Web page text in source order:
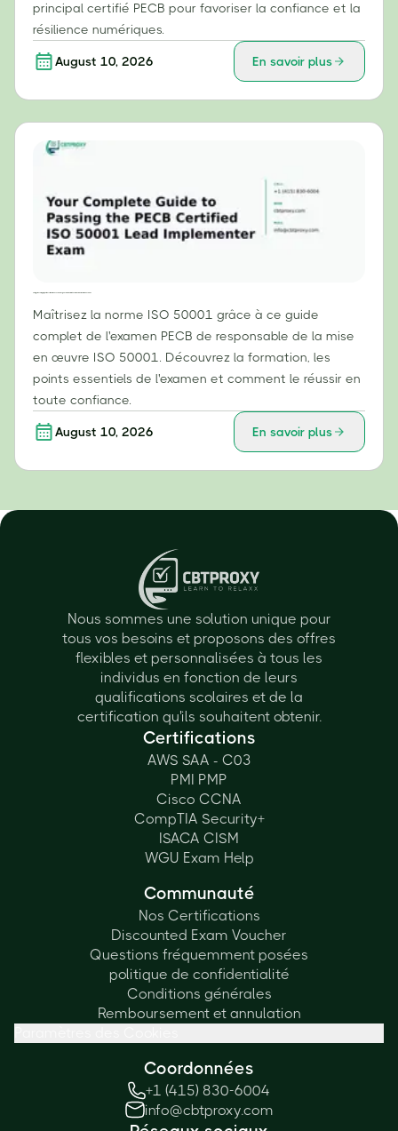
principal certifié PECB pour favoriser la confiance et la
résilience numériques.
August 10, 2026 En savoir plus
Maîtrisez la norme ISO 50001 grâce à ce guide
complet de l'examen PECB de responsable de la mise
en œuvre ISO 50001. Découvrez la formation, les
points essentiels de l'examen et comment le réussir en
toute confiance.
August 10, 2026 En savoir plus
Nous sommes une solution unique pour
tous vos besoins et proposons des offres
flexibles et personnalisées à tous les
individus en fonction de leurs
qualifications scolaires et de la
certification qu'ils souhaitent obtenir.
Certifications
AWS SAA - C03
PMI PMP
Cisco CCNA
CompTIA Security+
ISACA CISM
WGU Exam Help
Communauté
Nos Certifications
Discounted Exam Voucher
Questions fréquemment posées
politique de confidentialité
Conditions générales
Remboursement et annulation
Coordonnées
+1 (415) 830-6004
info@cbtproxy.com